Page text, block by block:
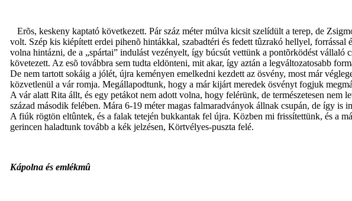
Erõs, keskeny kaptató következett. Pár száz méter múlva kicsit szelídült a terep, de
volt. Szép kis kiépített erdei pihenõ hintákkal, szabadtéri és fedett tûzrakó hellyel,
volna hintázni, de a „spártai” indulást vezényelt, így búcsút vettünk a pontõrködést vállaló
követezett. Az esõ továbbra sem tudta eldönteni, mit akar, így aztán a legváltozatosabb
De nem tartott sokáig a jólét, újra keményen emelkedni kezdett az ösvény, most már
közvetlenül a vár romja. Megállapodtunk, hogy a már kijárt meredek ösvényt fogjuk
A vár alatt Rita állt, és egy petákot nem adott volna, hogy felérünk, de természetesen
század második felében. Mára 6-19 méter magas falmaradványok állnak csupán, de így
A fiúk rögtön eltûntek, és a falak tetején bukkantak fel újra. Közben mi frissítettünk, és a
gerincen haladtunk tovább a kék jelzésen, Körtvélyes-puszta felé.
Kápolna és emlékmû